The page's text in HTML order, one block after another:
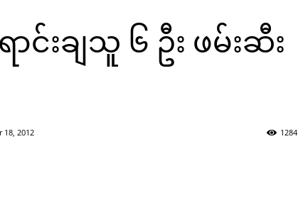
င်းချသူ ၆ ဦး ဖမ်းဆီး
18, 2012 1284